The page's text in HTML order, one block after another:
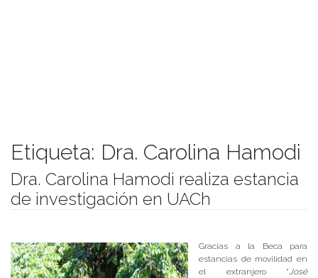
Etiqueta: Dra. Carolina Hamodi
Dra. Carolina Hamodi realiza estancia
de investigación en UACh
Gracias a la Beca para
estancias de movilidad en
el extranjero “José